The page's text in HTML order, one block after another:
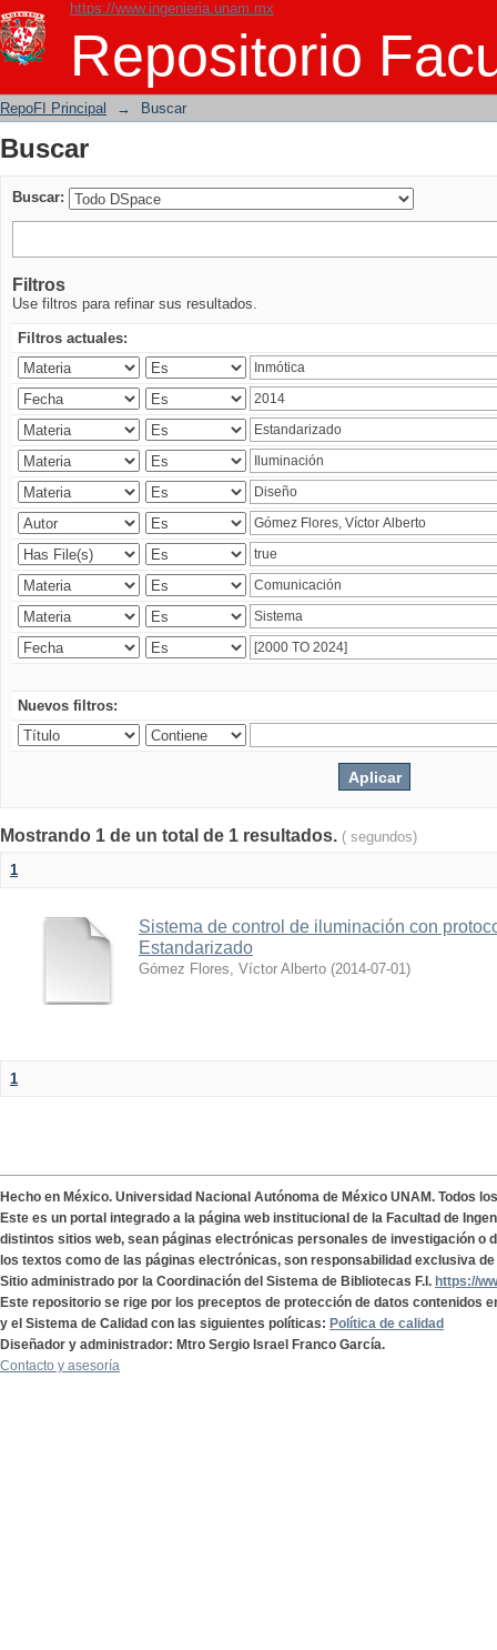
https://www.ingenieria.unam.mx
Repositorio
Buscar
RepoFI Principal → Buscar
Buscar
Buscar:
Filtros
Use filtros para refinar sus resultados.
Filtros actuales:
Nuevos filtros:
Mostrando 1 de un total de 1 resultados. ( segundos)
1
Sistema de control de iluminación con
Estandarizado
Gómez Flores, Víctor Alberto (2014-07-01)
1
Hecho en México. Universidad Nacional Autónoma de México UNAM. Todos
Este es un portal integrado a la página web institucional de la Facultad de
distintos sitios web, sean páginas electrónicas personales de investigación o
los textos como de las páginas electrónicas, son responsabilidad exclusiva
Sitio administrado por la Coordinación del Sistema de Bibliotecas F.I. https://
Este repositorio se rige por los preceptos de protección de datos contenidos
y el Sistema de Calidad con las siguientes políticas: Política de calidad
Diseñador y administrador: Mtro Sergio Israel Franco García.
Contacto y asesoría